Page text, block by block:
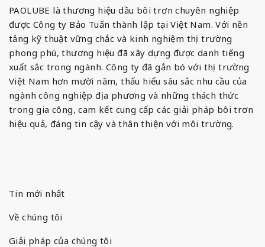
PAOLUBE là thương hiệu dầu bôi trơn chuyên nghiệp
được Công ty Bảo Tuấn thành lập tại Việt Nam. Với nền
tảng kỹ thuật vững chắc và kinh nghiệm thị trường
phong phú, thương hiệu đã xây dựng được danh tiếng
xuất sắc trong ngành. Công ty đã gắn bó với thị trường
Việt Nam hơn mười năm, thấu hiểu sâu sắc nhu cầu của
ngành công nghiệp địa phương và những thách thức
trong gia công, cam kết cung cấp các giải pháp bôi trơn
hiệu quả, đáng tin cậy và thân thiện với môi trường.
Tin mới nhất
Về chúng tôi
Giải pháp của chúng tôi